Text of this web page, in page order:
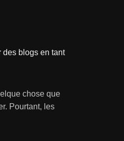
des blogs en tant
chose que
Pourtant, les